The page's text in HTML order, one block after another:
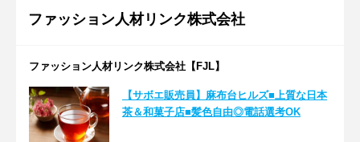
ファッション人材リンク株式会社
ファッション人材リンク株式会社【FJL】
【サボエ販売員】麻布台ヒルズ■上質な日本
茶＆和菓子店■髪色自由◎電話選考OK